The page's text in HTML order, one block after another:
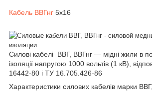
Кабель ВВГнг 5х16
Силові кабелі ВВГ, ВВГнг — мідні жили в
ізоляції напругою 1000 вольтів (1 кВ),
16442-80 і ТУ 16.705.426-86
Характеристики силових кабелів марки